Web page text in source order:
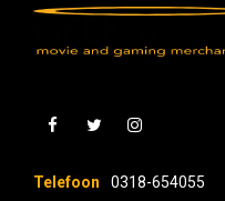
Telefoon
0318-654055